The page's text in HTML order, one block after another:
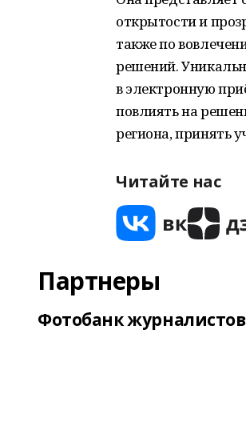
открытости и
также по
решений.
в электронную
повлиять на
региона, принять
Читайте нас
Партнеры
Фотобанк